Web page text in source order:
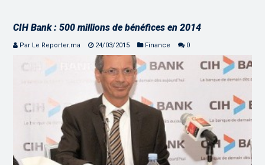
CIH Bank : 500 millions de bénéfices en 2014
Par Le Reporter.ma 24/03/2015 Finance 0